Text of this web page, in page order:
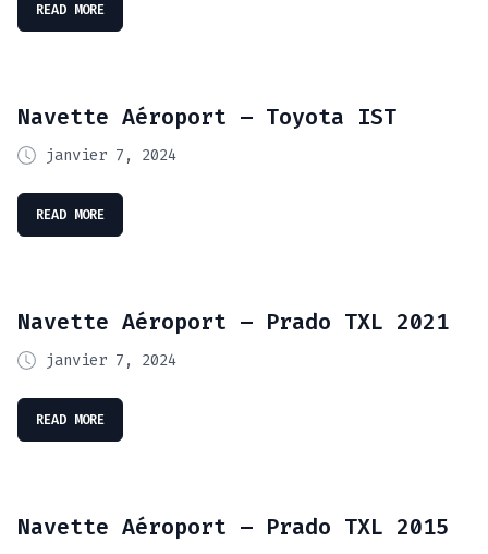
READ MORE
Navette Aéroport – Toyota IST
janvier 7, 2024
READ MORE
Navette Aéroport – Prado TXL 2021
janvier 7, 2024
READ MORE
Navette Aéroport – Prado TXL 2015